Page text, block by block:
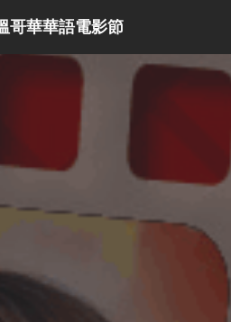
哥華華語電影節